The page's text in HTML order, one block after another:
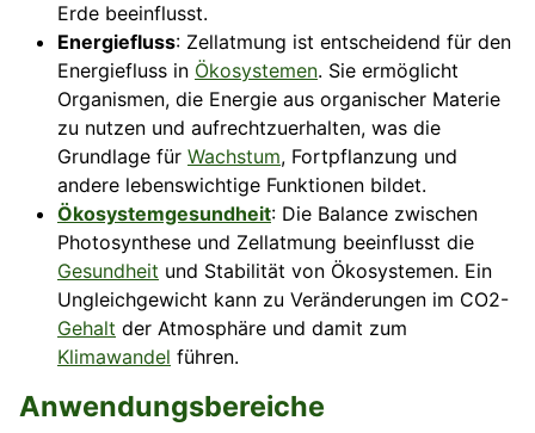
Erde beeinflusst.
Energiefluss: Zellatmung ist entscheidend für den
Energiefluss in Ökosystemen. Sie ermöglicht
Organismen, die Energie aus organischer Materie
zu nutzen und aufrechtzuerhalten, was die
Grundlage für Wachstum, Fortpflanzung und
andere lebenswichtige Funktionen bildet.
Ökosystemgesundheit: Die Balance zwischen
Photosynthese und Zellatmung beeinflusst die
Gesundheit und Stabilität von Ökosystemen. Ein
Ungleichgewicht kann zu Veränderungen im CO2-
Gehalt der Atmosphäre und damit zum
Klimawandel führen.
Anwendungsbereiche